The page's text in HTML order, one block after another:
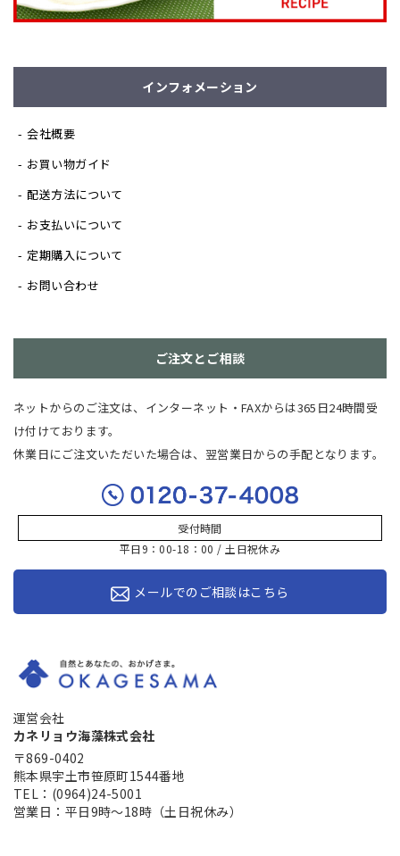
インフォメーション
会社概要
お買い物ガイド
配送方法について
お支払いについて
定期購入について
お問い合わせ
ご注文とご相談
ネットからのご注文は、インターネット・FAXからは365日24時間受
け付けております。
休業日にご注文いただいた場合は、翌営業日からの手配となります。
受付時間
平日9：00-18：00 / 土日祝休み
メールでのご相談はこちら
運営会社
カネリョウ海藻株式会社
〒869-0402
熊本県宇土市笹原町1544番地
TEL：(0964)24-5001
営業日：平日9時～18時（土日祝休み）